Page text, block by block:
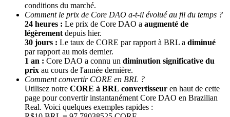
Parrainage
Invitez un ami pour recevoir des récompenses en espèces
Deposit CASHCAT & Win
conditions du marché.
Comment le prix de Core DAO a-t-il évolué au fil du temps ?
24 heures : Le prix de Core DAO a augmenté de
légèrement depuis hier.
30 jours : Le taux de CORE par rapport à BRL a diminué
par rapport au mois dernier.
1 an : Core DAO a connu un diminution significative du
prix au cours de l'année dernière.
Comment convertir CORE en BRL ?
Utilisez notre CORE à BRL convertisseur en haut de cette
page pour convertir instantanément Core DAO en Brazilian
Real. Voici quelques exemples rapides :